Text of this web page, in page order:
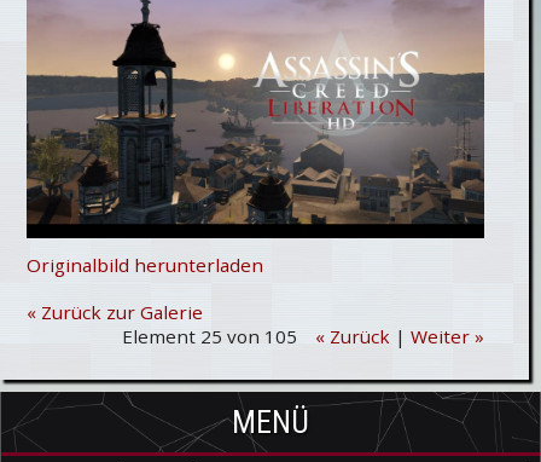
Originalbild herunterladen
« Zurück zur Galerie
Element 25 von 105
« Zurück| Weiter »
MENÜ